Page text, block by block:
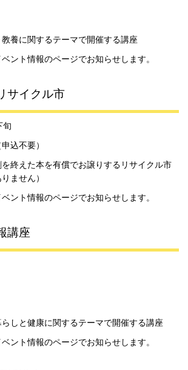
養に関するテーマで開催する講座
ント情報のページでお知らせします。
サイクル市
旬
込不要）
終えた本を有償でお譲りするリサイクル市
ません）
ント情報のページでお知らせします。
講座
しと健康に関するテーマで開催する講座
ント情報のページでお知らせします。